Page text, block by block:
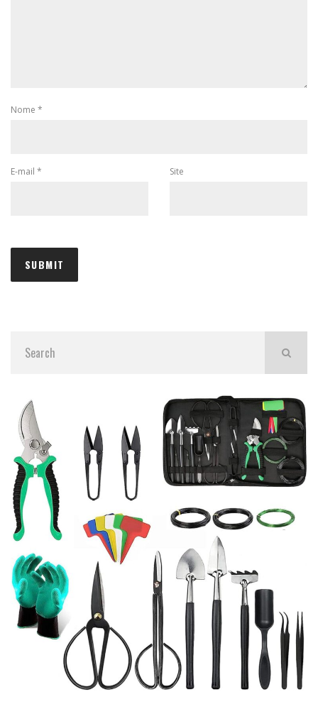
Nome *
E-mail * Site